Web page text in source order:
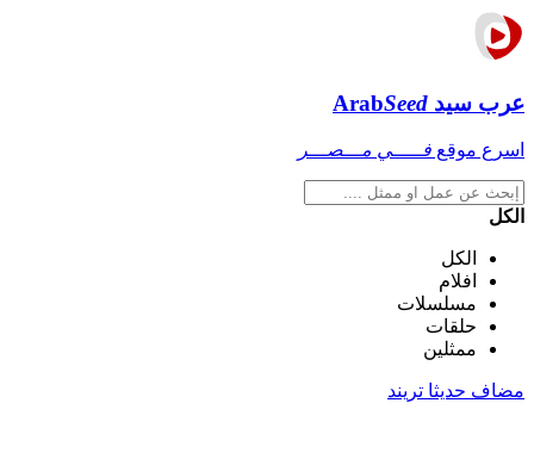
عرب سيد ArabSeed
اسرع موقع فـــــي مـــصـــر
الكل
الكل
افلام
مسلسلات
حلقات
ممثلين
مضاف حديثا تريند